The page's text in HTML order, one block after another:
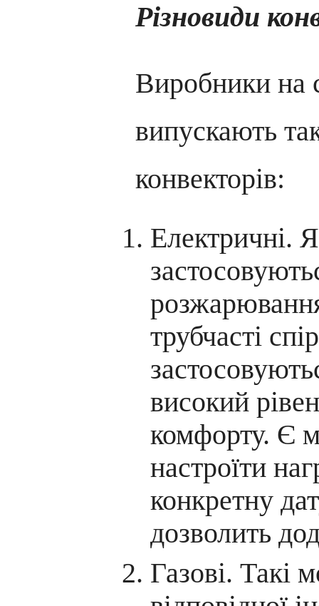
Різновиди
Виробники на
випускають
конвекторів:
Електричні.
трубчасті
високий
комфорту. Є
настроїти
конкретну
дозволить
Газові. Такі